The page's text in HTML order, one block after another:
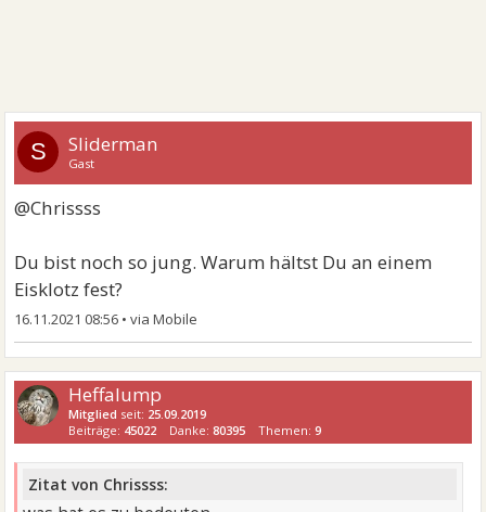
S Sliderman
Gast
@Chrissss
Du bist noch so jung. Warum hältst Du an einem
Eisklotz fest?
16.11.2021 08:56 •
Heffalump
Mitglied seit: 25.09.2019
Beiträge: 45022 Danke:80395 Themen:9
Zitat von Chrissss: